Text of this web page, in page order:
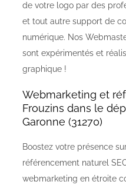
de votre logo par des
et tout autre support de
numérique. Nos
sont expérimentés et
graphique !
Webmarketing et
Frouzins dans le
Garonne (31270)
Boostez votre présence
référencement naturel
webmarketing en étroite